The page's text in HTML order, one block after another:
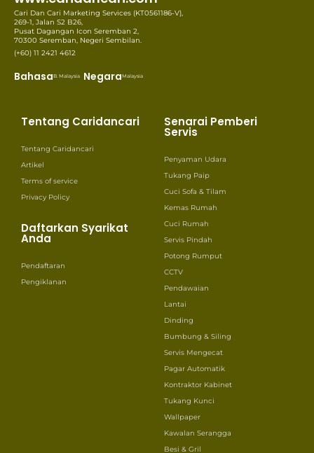
Cari Dan Cari Marketing Services (KT0561186-V),
269-1, Jalan S2 B26,
Pusat Dagangan Icon Seremban 2,
70300 Seremban, Negeri Sembilan.
(+60) 11 2421 4612
BahasaB. Malaysia NegaraMalaysia
Tentang Caridancari
Tentang Caridancari
Artikel
Terms of service
Privacy Policy
Daftarkan Syarikat
Anda
Pendaftaran
Pengiklanan
Senarai Pemberi
Servis
Penyaman Udara
Tukang Paip
Cuci Sofa & Tilam
Kemas Rumah
Cuci Rumah
Servis Pindah
Potong Rumput
CCTV
Pendawaian
Lantai
Dinding
Bumbung & Siling
Servis Mengecat
Pagar Automatik
Kontraktor Kabinet
Tukang Kunci
Wallpaper
Kawalan Serangga
Besi & Gril